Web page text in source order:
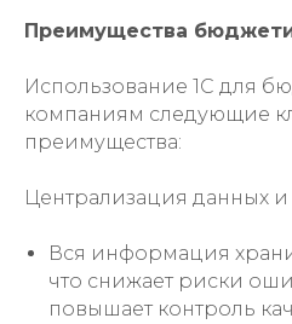
Преимущества
Использование 1С для
компаниям следующие
преимущества:
Централизация данных и
Вся информация
что снижает риски
повышает контроль